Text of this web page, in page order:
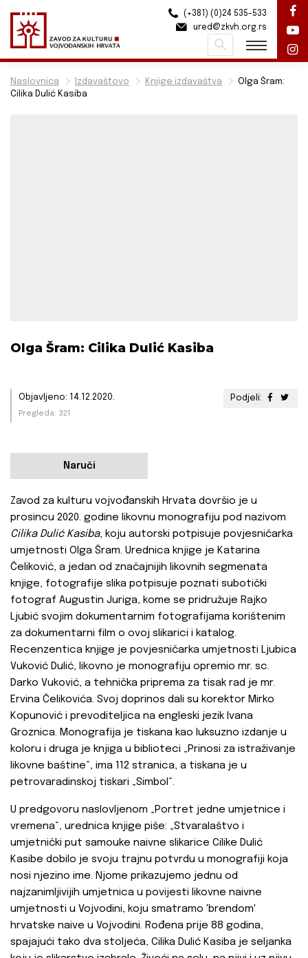
Naslovnica Izdavaštovo Knjige izdavaštva
Olga Šram:
Cilika Dulić Kasiba
Olga Šram: Cilika Dulić Kasiba
Podjeli:
Objavljeno: 14.12.2020.
Pregleda: 321
Naruči
Zavod za kulturu vojvođanskih Hrvata dovršio je u
prosincu 2020. godine likovnu monografiju pod nazivom
Cilika Dulić Kasiba, koju autorski potpisuje povjesničarka
umjetnosti Olga Šram. Urednica knjige je Katarina
Čeliković, a jedan od značajnijih likovnih segmenata
knjige, fotografije slika potpisuje poznati subotički
fotograf Augustin Juriga, kome se pridružuje Rajko
Ljubić svojim dokumentarnim fotografijama korištenim
za dokumentarni film o ovoj slikarici i katalog.
Recenzentica knjige je povjesničarka umjetnosti Ljubica
Vuković Dulić, likovno je monografiju opremio mr. sc.
Darko Vuković, a tehnička priprema za tisak rad je mr.
Ervina Čelikovića. Svoj doprinos dali su korektor Mirko
Kopunović i prevoditeljica na engleski jezik Ivana
Groznica. Monografija je tiskana kao luksuzno izdanje u
koloru i druga je knjiga u biblioteci „Prinosi za istraživanje
likovne baštine“, ima 112 stranica, a tiskana je u
petrovaradinskoj tiskari „Simbol“.
U predgovoru naslovljenom „Portret jedne umjetnice i
vremena“, urednica knjige piše: „Stvaralaštvo i
umjetnički put samouke naivne slikarice Cilike Dulić
Kasibe dobilo je svoju trajnu potvrdu u monografiji koja
nosi njezino ime. Njome prikazujemo jednu od
najzanimljivijih umjetnica u povijesti likovne naivne
umjetnosti u Vojvodini, koju smatramo 'brendom'
hrvatske naive u Vojvodini. Rođena prije 88 godina,
spajajući tako dva stoljeća, Cilika Dulić Kasiba je seljanka
(+381) (0)24 535-533
ured@zkvh.org.rs
Pretraži